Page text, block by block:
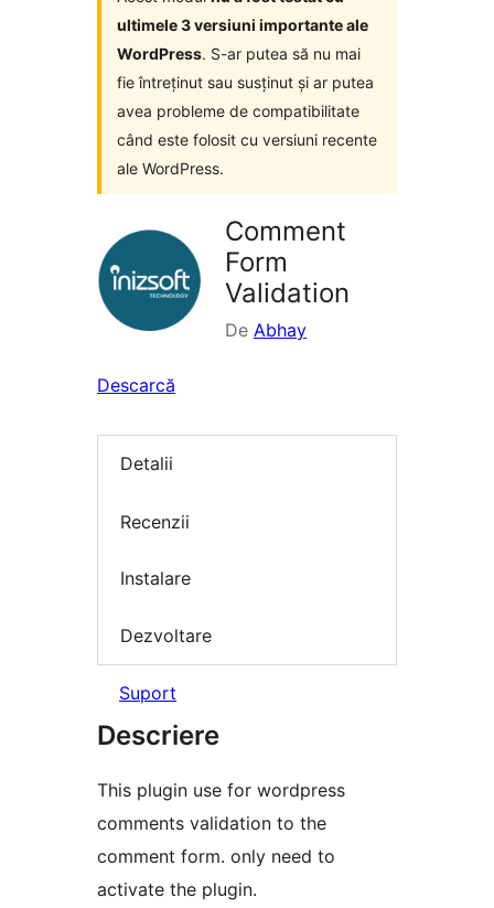
ultimele 3 versiuni importante ale
WordPress. S-ar putea să nu mai
fie întreținut sau susținut și ar putea
avea probleme de compatibilitate
când este folosit cu versiuni recente
ale WordPress.
Comment
Form
Validation
De Abhay
Descarcă
Detalii
Recenzii
Instalare
Dezvoltare
Suport
Descriere
This plugin use for wordpress
comments validation to the
comment form. only need to
activate the plugin.